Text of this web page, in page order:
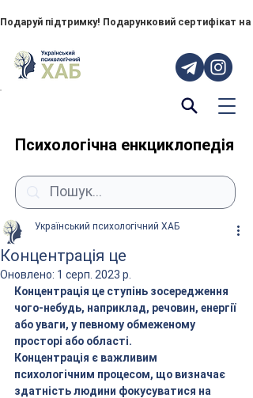
Подаруй підтримку! Подарунковий сертифікат
Психологічна енкциклопедія
Концентрація це
Український психологічний ХАБ
Оновлено: 1 серп. 2023 р.
Концентрація це ступінь зосередження
чого-небудь, наприклад, речовин, енергії
або уваги, у певному обмеженому
просторі або області.
Концентрація є важливим
психологічним процесом, що визначає
здатність людини фокусуватися на